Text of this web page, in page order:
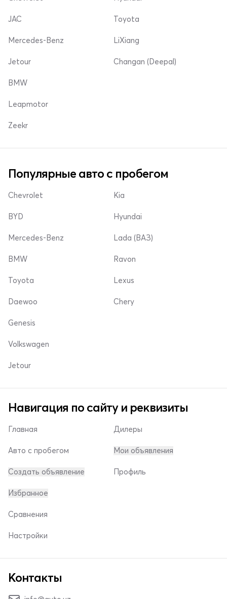
JAC
Mercedes-Benz
Jetour
Toyota
LiXiang
Changan (Deepal)
BMW
Leapmotor
Zeekr
Популярные авто с пробегом
Chevrolet
BYD
Mercedes-Benz
Kia
Hyundai
Lada (ВАЗ)
BMW
Toyota
Daewoo
Ravon
Lexus
Chery
Genesis
Volkswagen
Jetour
Навигация по сайту и реквизиты
Главная
Авто с пробегом
Создать объявление
Дилеры
Мои объявления
Профиль
Избранное
Сравнения
Настройки
Контакты